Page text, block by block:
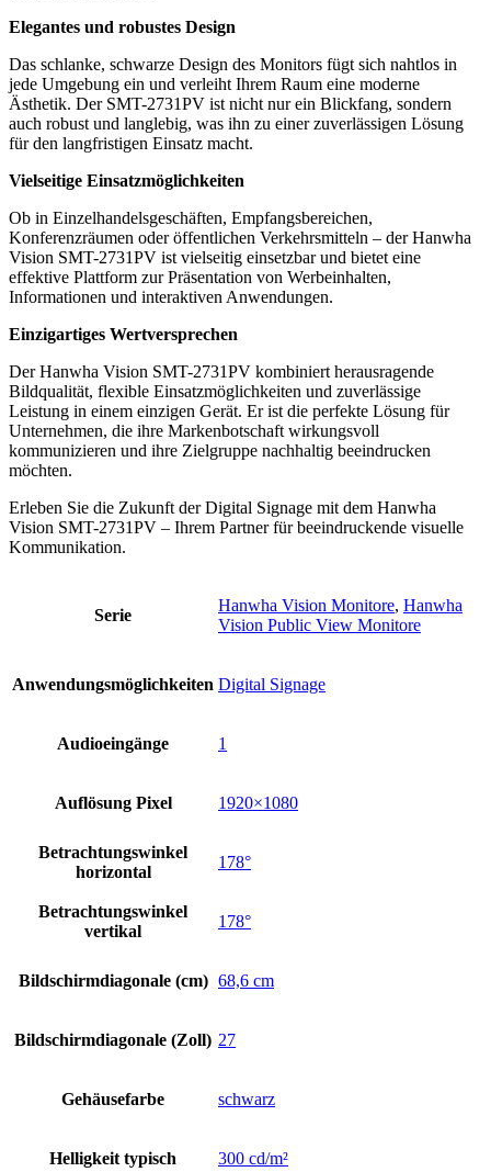
Elegantes und robustes Design
Das schlanke, schwarze Design des Monitors fügt sich nahtlos in
jede Umgebung ein und verleiht Ihrem Raum eine moderne
Ästhetik. Der SMT-2731PV ist nicht nur ein Blickfang, sondern
auch robust und langlebig, was ihn zu einer zuverlässigen Lösung
für den langfristigen Einsatz macht.
Vielseitige Einsatzmöglichkeiten
Ob in Einzelhandelsgeschäften, Empfangsbereichen,
Konferenzräumen oder öffentlichen Verkehrsmitteln – der Hanwha
Vision SMT-2731PV ist vielseitig einsetzbar und bietet eine
effektive Plattform zur Präsentation von Werbeinhalten,
Informationen und interaktiven Anwendungen.
Einzigartiges Wertversprechen
Der Hanwha Vision SMT-2731PV kombiniert herausragende
Bildqualität, flexible Einsatzmöglichkeiten und zuverlässige
Leistung in einem einzigen Gerät. Er ist die perfekte Lösung für
Unternehmen, die ihre Markenbotschaft wirkungsvoll
kommunizieren und ihre Zielgruppe nachhaltig beeindrucken
möchten.
Erleben Sie die Zukunft der Digital Signage mit dem Hanwha
Vision SMT-2731PV – Ihrem Partner für beeindruckende visuelle
Kommunikation.
Serie
Hanwha Vision Monitore, Hanwha
Vision Public View Monitore
Anwendungsmöglichkeiten Digital Signage
Audioeingänge 1
Auflösung Pixel 1920×1080
Betrachtungswinkel
horizontal
178°
Betrachtungswinkel
vertikal
178°
Bildschirmdiagonale (cm) 68,6 cm
Bildschirmdiagonale (Zoll) 27
Gehäusefarbe schwarz
Helligkeit typisch 300 cd/m²